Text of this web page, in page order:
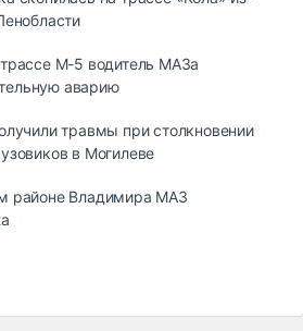
М-5 водитель МАЗа
аварию
травмы при столкновении
в Могилеве
районе Владимира МАЗ